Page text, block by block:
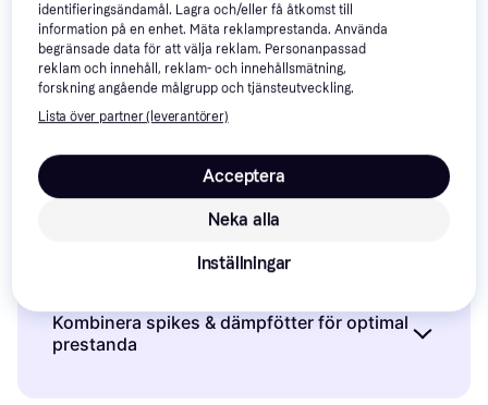
146 kr
6 butiker
119 kr
2 butiker
Spikes & Dämpfötter: 3 saker
När du köper spikes & dämpfötter är det
bäst för din utrustning och ditt golv.Spikes
finns ofta i material som stål, mässing eller
aluminium, medan
Anpassa storleken efter din utrustning
Storleken på spikes & dämpfötter spelar en
avgörande roll för hur väl de fungerar med din
Kombinera spikes & dämpfötter för optimal
prestanda
identifieringsändamål. Lagra och/eller få åtkomst till
information på en enhet. Mäta reklamprestanda. Använda
begränsade data för att välja reklam. Personanpassad
reklam och innehåll, reklam- och innehållsmätning,
forskning angående målgrupp och tjänsteutveckling.
Lista över partner (leverantörer)
Neka alla
Acceptera
Inställningar